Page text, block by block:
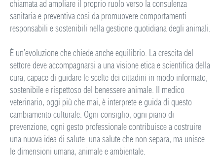
chiamata ad ampliare il proprio ruolo verso la consulenza
sanitaria e preventiva cosi da promuovere comportamenti
responsabili e sostenibili nella gestione quotidiana degli animali.
È un’evoluzione che chiede anche equilibrio. La crescita del
settore deve accompagnarsi a una visione etica e scientifica della
cura, capace di guidare le scelte dei cittadini in modo informato,
sostenibile e rispettoso del benessere animale. Il medico
veterinario, oggi più che mai, è interprete e guida di questo
cambiamento culturale. Ogni consiglio, ogni piano di
prevenzione, ogni gesto professionale contribuisce a costruire
una nuova idea di salute: una salute che non separa, ma unisce
le dimensioni umana, animale e ambientale.